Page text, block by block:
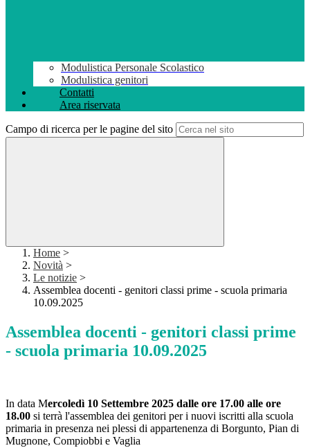
Modulistica Personale Scolastico
Modulistica genitori
Contatti
Area riservata
Campo di ricerca per le pagine del sito
Home >
Novità >
Le notizie >
Assemblea docenti - genitori classi prime - scuola primaria
10.09.2025
Assemblea docenti - genitori classi prime
- scuola primaria 10.09.2025
In data Mercoledì 10 Settembre 2025 dalle ore 17.00 alle ore
18.00 si terrà l'assemblea dei genitori per i nuovi iscritti alla scuola
primaria in presenza nei plessi di appartenenza di Borgunto, Pian di
Mugnone, Compiobbi e Vaglia